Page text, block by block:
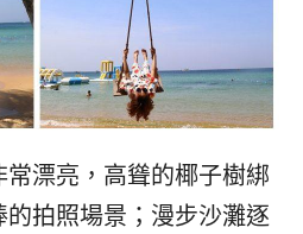
漂亮，高聳的椰子樹綁
拍照場景；漫步沙灘逐